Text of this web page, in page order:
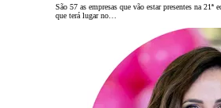
São 57 as empresas que vão estar presentes na
que terá lugar no…